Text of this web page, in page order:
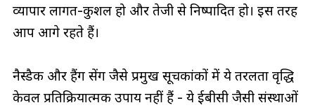
व्यापार लागत-कुशल हो और तेजी से निष्पादित हो। इस तरह
आप आगे रहते हैं।
नैस्डैक और हैंग सेंग जैसे प्रमुख सूचकांकों में ये तरलता वृद्धि
केवल प्रतिक्रियात्मक उपाय नहीं हैं - ये ईबीसी जैसी संस्थाओं